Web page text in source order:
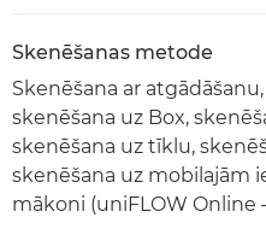
Skenēšanas metode
Skenēšana ar
skenēšana uz Box,
skenēšana uz tīklu,
skenēšana uz mobilajām
mākoni (uniFLOW Online